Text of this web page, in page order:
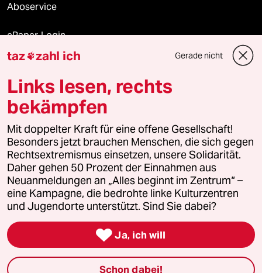
Aboservice
ePaper Login
Downloads für Abonnierende
© 2026 taz Verlags und Vertriebs GmbH
Alle Rechte vorbehalten. Bei rechtlichen Fragen oder für Genehmigungen
wenden Sie sich bitte an
lizenzen@taz.de
Feedback Redaktionsstatut Kommune-Richtlinien
Leitlinie Informant Datenschutz Impressum AGB
Seitenwende Einwilligungen widerrufen (Ads)
taz zahl ich Gerade nicht
Links lesen, rechts
bekämpfen
Mit doppelter Kraft für eine offene Gesellschaft!
Besonders jetzt brauchen Menschen, die sich gegen
Rechtsextremismus einsetzen, unsere Solidarität.
Daher gehen 50 Prozent der Einnahmen aus
Neuanmeldungen an „Alles beginnt im Zentrum“ –
eine Kampagne, die bedrohte linke Kulturzentren
und Jugendorte unterstützt. Sind Sie dabei?
 Ja, ich will
Schon dabei!